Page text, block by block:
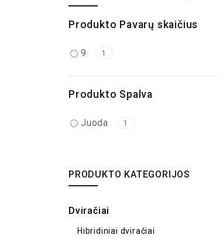
Produkto Pavarų skaičius
9 1
Produkto Spalva
Juoda 1
PRODUKTO KATEGORIJOS
Dviračiai
Hibridiniai dviračiai